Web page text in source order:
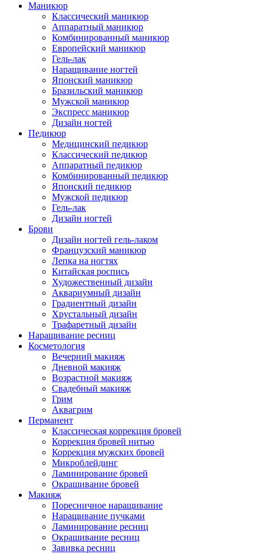
Маникюр
Классический маникюр
Аппаратный маникюр
Комбинированный маникюр
Европейский маникюр
Гель-лак
Наращивание ногтей
Японский маникюр
Бразильский маникюр
Мужской маникюр
Экспресс маникюр
Дизайн ногтей
Педикюр
Медицинский педикюр
Классический педикюр
Аппаратный педикюр
Комбинированный педикюр
Японский педикюр
Мужской педикюр
Гель-лак
Дизайн ногтей
Брови
Дизайн ногтей гель-лаком
Французский маникюр
Лепка на ногтях
Китайская роспись
Художественный дизайн
Аквариумный дизайн
Градиентный дизайн
Хрустальный дизайн
Трафаретный дизайн
Наращивание ресниц
Косметология
Вечерний макияж
Дневной макияж
Возрастной макияж
Свадебный макияж
Грим
Аквагрим
Перманент
Классическая коррекция бровей
Коррекция бровей нитью
Коррекция мужских бровей
Микроблейдинг
Ламинирование бровей
Окрашивание бровей
Макияж
Поресничное наращивание
Наращивание пучками
Ламинирование ресниц
Окрашивание ресниц
Завивка ресниц